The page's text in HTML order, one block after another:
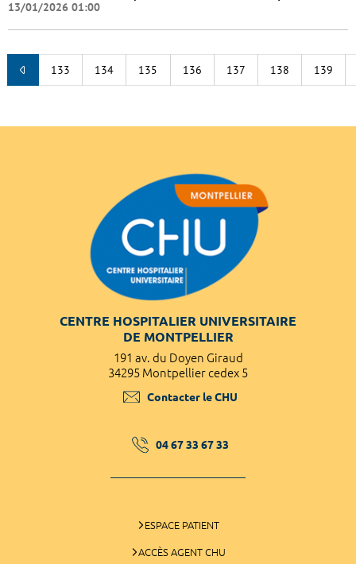
13/01/2026 01:00
133 134 135 136 137 138 139
CENTRE HOSPITALIER UNIVERSITAIRE
DE MONTPELLIER
191 av. du Doyen Giraud
34295 Montpellier cedex 5
Contacter le CHU
04 67 33 67 33
ESPACE PATIENT
ACCÈS AGENT CHU